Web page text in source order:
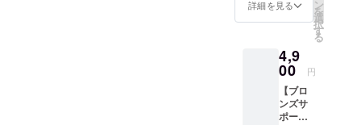
な思い
を
とだけ
吐露さ
せてい
ただき
ます。
■デジタ
詳細を見る ン
を
選
択
す
る
4,9
00 円
【ブロ
ンズサ
ポー